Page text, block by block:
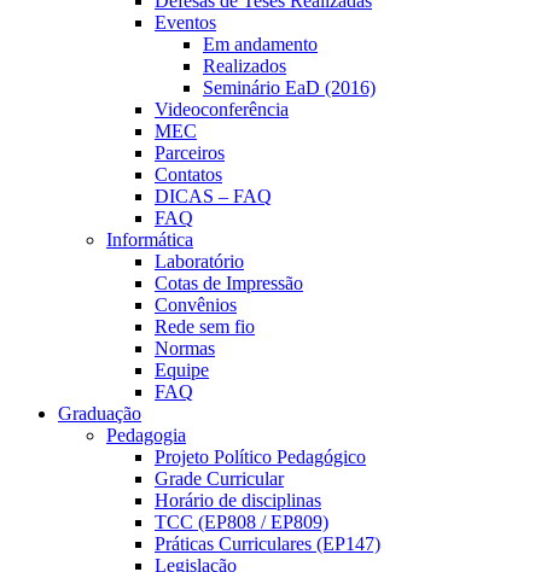
Eventos
Em andamento
Realizados
Seminário EaD (2016)
Videoconferência
MEC
Parceiros
Contatos
DICAS – FAQ
FAQ
Informática
Laboratório
Cotas de Impressão
Convênios
Rede sem fio
Normas
Equipe
FAQ
Graduação
Pedagogia
Projeto Político Pedagógico
Grade Curricular
Horário de disciplinas
TCC (EP808 / EP809)
Práticas Curriculares (EP147)
Legislação